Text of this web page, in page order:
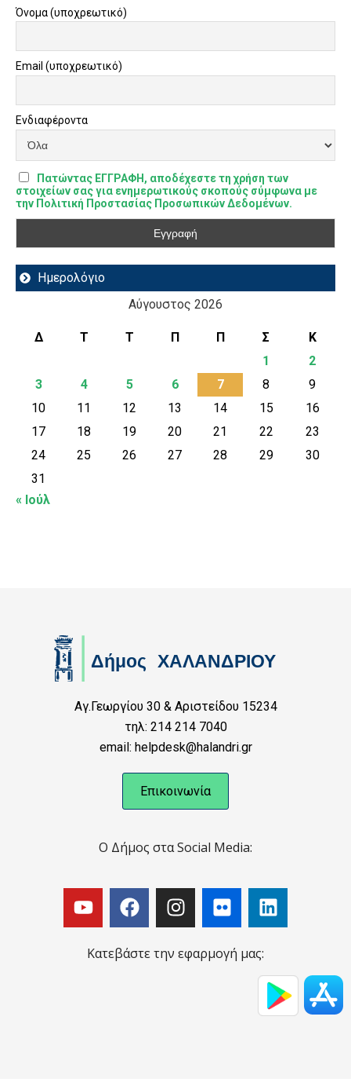
Όνομα (υποχρεωτικό)
Email (υποχρεωτικό)
Ενδιαφέροντα
Πατώντας ΕΓΓΡΑΦΗ, αποδέχεστε τη χρήση των
στοιχείων σας για ενημερωτικούς σκοπούς σύμφωνα με
την Πολιτική Προστασίας Προσωπικών Δεδομένων.
Ημερολόγιο
Αύγουστος 2026
Δ Τ Τ Π Π Σ
Κ
1
2
3
4 5 6 7 8
9
10
11 12 13 14 15
16
17
18 19 20 21 22
23
24
25 26 27 28 29
30
31
« Ιούλ
Αγ.Γεωργίου 30 & Αριστείδου 15234
τηλ: 214 214 7040
email: helpdesk@halandri.gr
Επικοινωνία
Ο Δήμος στα Social Media:
Κατεβάστε την εφαρμογή μας: